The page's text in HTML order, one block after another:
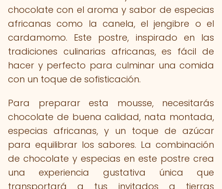
chocolate con el aroma y sabor de especias
africanas como la canela, el jengibre o el
cardamomo. Este postre, inspirado en las
tradiciones culinarias africanas, es fácil de
hacer y perfecto para culminar una comida
con un toque de sofisticación.
Para preparar esta mousse, necesitarás
chocolate de buena calidad, nata montada,
especias africanas, y un toque de azúcar
para equilibrar los sabores. La combinación
de chocolate y especias en este postre crea
una experiencia gustativa única que
transportará a tus invitados a tierras